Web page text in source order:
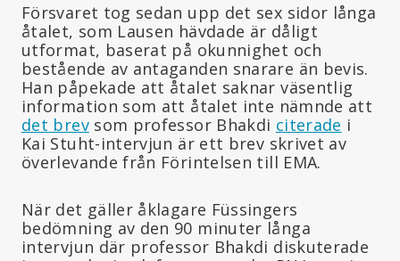
Försvaret tog sedan upp det sex sidor långa
åtalet, som Lausen hävdade är dåligt
utformat, baserat på okunnighet och
bestående av antaganden snarare än bevis.
Han påpekade att åtalet saknar väsentlig
information som att åtalet inte nämnde att
det brevsom professor Bhakdi citerade i
Kai Stuht-intervjun är ett brev skrivet av
överlevande från Förintelsen till EMA.
När det gäller åklagare Füssingers
bedömning av den 90 minuter långa
intervjun där professor Bhakdi diskuterade